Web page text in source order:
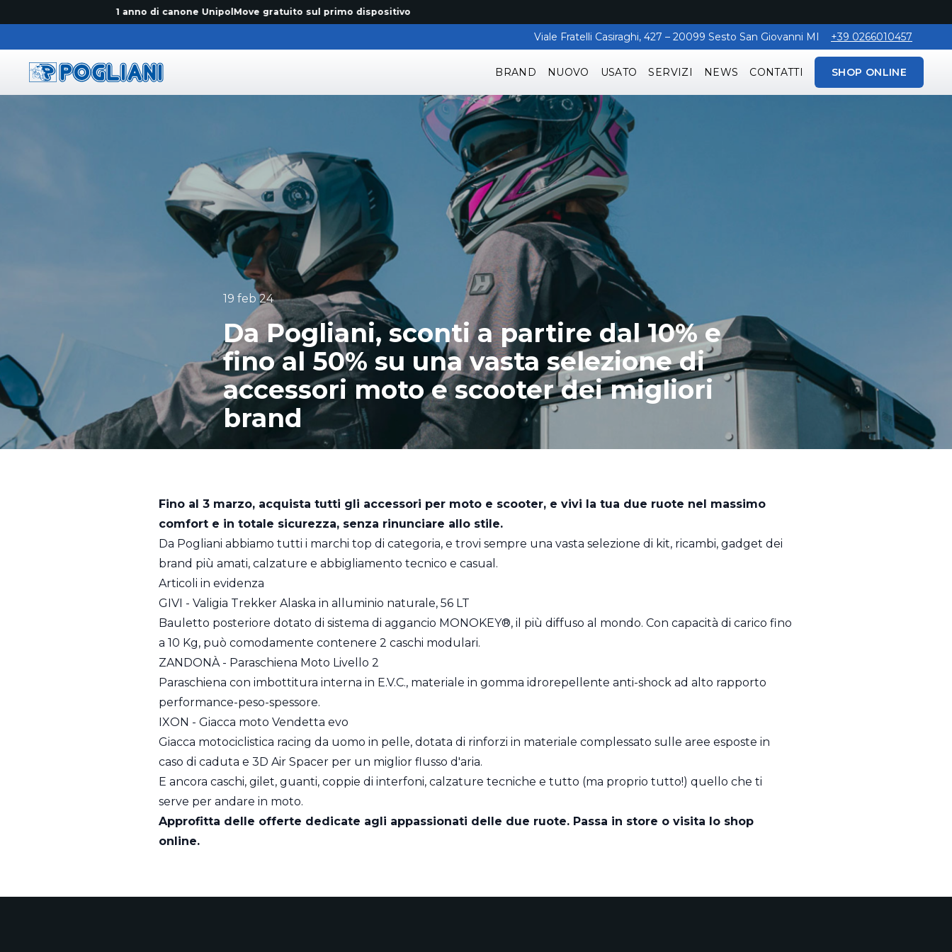
1 anno di canone UnipolMove gratuito sul primo dispositivo
Viale Fratelli Casiraghi, 427 – 20099 Sesto San Giovanni MI +39 0266010457
BRAND NUOVO USATO SERVIZI NEWS CONTATTI SHOP ONLINE
19 feb 24
Da Pogliani, sconti a partire dal 10% e
fino al 50% su una vasta selezione di
accessori moto e scooter dei migliori
brand
Fino al 3 marzo, acquista tutti gli accessori per moto e scooter, e vivi la tua due ruote nel massimo
comfort e in totale sicurezza, senza rinunciare allo stile.
Da Pogliani abbiamo tutti i marchi top di categoria, e trovi sempre una vasta selezione di kit, ricambi, gadget dei
brand più amati, calzature e abbigliamento tecnico e casual.
Articoli in evidenza
GIVI - Valigia Trekker Alaska in alluminio naturale, 56 LT
Bauletto posteriore dotato di sistema di aggancio MONOKEY®, il più diffuso al mondo. Con capacità di carico fino
a 10 Kg, può comodamente contenere 2 caschi modulari.
ZANDONÀ - Paraschiena Moto Livello 2
Paraschiena con imbottitura interna in E.V.C., materiale in gomma idrorepellente anti-shock ad alto rapporto
performance-peso-spessore.
IXON - Giacca moto Vendetta evo
Giacca motociclistica racing da uomo in pelle, dotata di rinforzi in materiale complessato sulle aree esposte in
caso di caduta e 3D Air Spacer per un miglior flusso d'aria.
E ancora caschi, gilet, guanti, coppie di interfoni, calzature tecniche e tutto (ma proprio tutto!) quello che ti
serve per andare in moto.
Approfitta delle offerte dedicate agli appassionati delle due ruote. Passa in store o visita lo shop
online.